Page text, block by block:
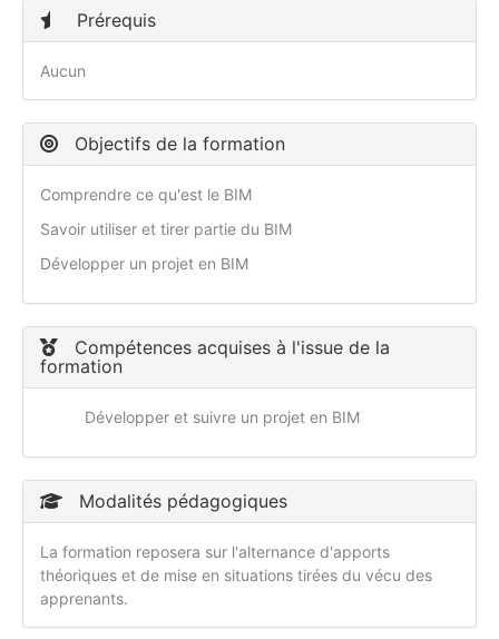
Prérequis
Aucun
Objectifs de la formation
Comprendre ce qu'est le BIM
Savoir utiliser et tirer partie du BIM
Développer un projet en BIM
Compétences acquises à l'issue de la
formation
Développer et suivre un projet en BIM
Modalités pédagogiques
La formation reposera sur l'alternance d'apports
théoriques et de mise en situations tirées du vécu des
apprenants.